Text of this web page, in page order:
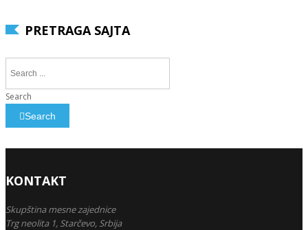
PRETRAGA SAJTA
Search
Search
KONTAKT
Skupština mesne zajednice
Trg neolita 1, Starčevo, Srbija